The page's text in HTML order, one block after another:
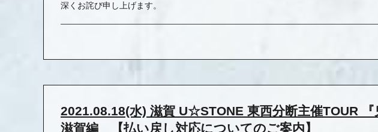
深くお詫び申し上げます。
2021.08.18(水) 滋賀 U☆STONE 東西分断主催TOUR
滋賀編 【払い戻し対応についてのご案内】